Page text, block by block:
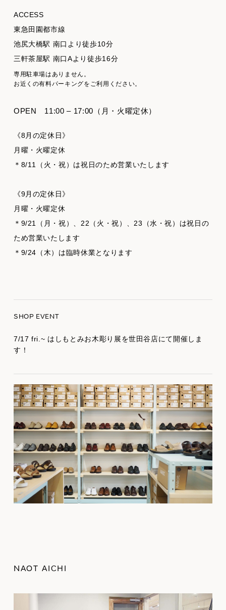
ACCESS
東急田園都市線
池尻大橋駅 南口より徒歩10分
三軒茶屋駅 南口Aより徒歩16分
専用駐車場はありません。
お近くの有料パーキングをご利用ください。
OPEN 11:00 – 17:00（月・火曜定休）
《8月の定休日》
月曜・火曜定休
＊8/11（火・祝）は祝日のため営業いたします
《9月の定休日》
月曜・火曜定休
＊9/21（月・祝）、22（火・祝）、23（水・祝）は祝日の
ため営業いたします
＊9/24（木）は臨時休業となります
SHOP EVENT
7/17 fri.~ はしもとみお木彫り展を世田谷店にて開催しま
す！
NAOT AICHI